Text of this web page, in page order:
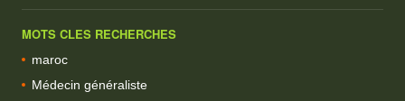
MOTS CLES RECHERCHES
maroc
Médecin généraliste